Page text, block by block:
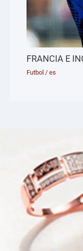
FRANCIA E
Futbol /es